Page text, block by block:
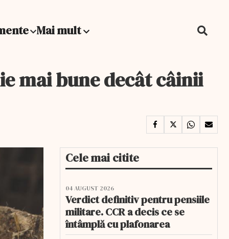
Mai mult
mai bune decât câinii
Cele mai citite
04 AUGUST 2026
Verdict definitiv pentru pensiile
militare. CCR a decis ce se
întâmplă cu plafonarea